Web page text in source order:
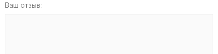
Ваш отзыв: